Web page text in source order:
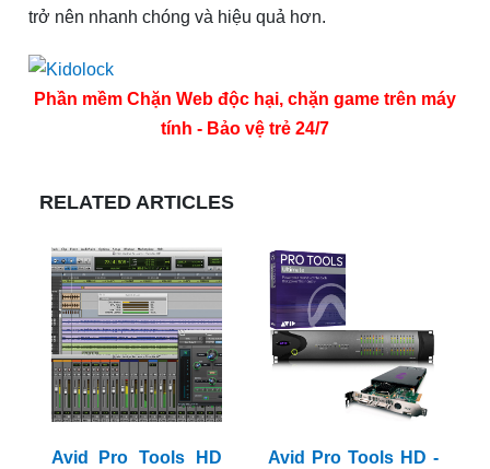
trở nên nhanh chóng và hiệu quả hơn.
Phần mềm Chặn Web độc hại, chặn game trên máy
tính - Bảo vệ trẻ 24/7
RELATED ARTICLES
Avid Pro Tools HD
Avid Pro Tools HD -